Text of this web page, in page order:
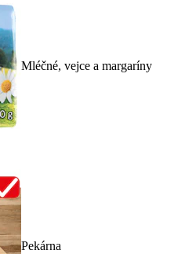
Mléčné, vejce a margaríny
Pekárna